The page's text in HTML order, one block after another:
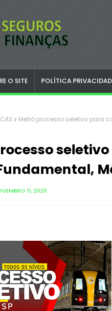
O SITE POLÍTICA
Metrô processo seletivo para
11, 2020